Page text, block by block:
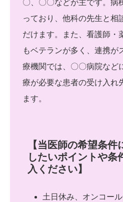
〇、〇〇などが主です。病
っており、他科の先生と相
だけます。また、看護師・
もベテランが多く、連携が
療機関では、〇〇病院など
療が必要な患者の受け入れ
ます。
【当医師の希望条
したいポイントや条
入ください】
土日休み、オンコー